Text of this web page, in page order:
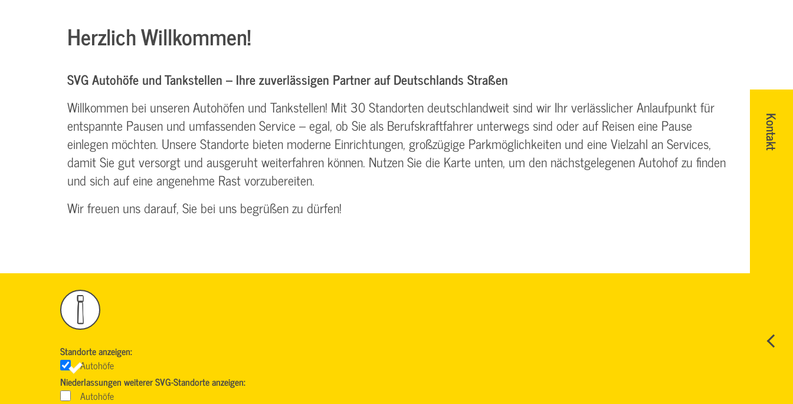
Kontakt
Herzlich Willkommen!
SVG Autohöfe und Tankstellen – Ihre zuverlässigen Partner auf Deutschlands Straßen
Willkommen bei unseren Autohöfen und Tankstellen! Mit 30 Standorten deutschlandweit sind wir Ihr verlässlicher Anlaufpunkt für
entspannte Pausen und umfassenden Service – egal, ob Sie als Berufskraftfahrer unterwegs sind oder auf Reisen eine Pause
einlegen möchten. Unsere Standorte bieten moderne Einrichtungen, großzügige Parkmöglichkeiten und eine Vielzahl an Services,
damit Sie gut versorgt und ausgeruht weiterfahren können. Nutzen Sie die Karte unten, um den nächstgelegenen Autohof zu finden
und sich auf eine angenehme Rast vorzubereiten.
Wir freuen uns darauf, Sie bei uns begrüßen zu dürfen!
!
Standorte anzeigen:
Autohöfe
Niederlassungen weiterer SVG-Standorte anzeigen:
Autohöfe